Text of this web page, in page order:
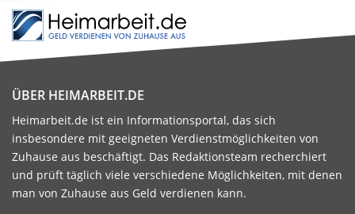
ÜBER HEIMARBEIT.DE
Heimarbeit.de ist ein Informationsportal, das sich
insbesondere mit geeigneten Verdienstmöglichkeiten von
Zuhause aus beschäftigt. Das Redaktionsteam recherchiert
und prüft täglich viele verschiedene Möglichkeiten, mit denen
man von Zuhause aus Geld verdienen kann.